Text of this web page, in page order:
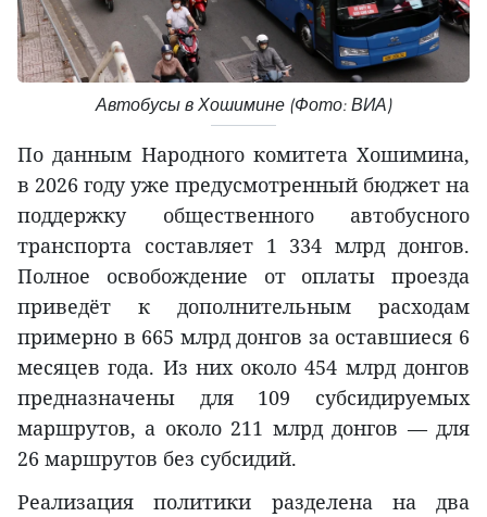
Автобусы в Хошимине (Фото: ВИА)
По данным Народного комитета Хошимина,
в 2026 году уже предусмотренный бюджет на
поддержку общественного автобусного
транспорта составляет 1 334 млрд донгов.
Полное освобождение от оплаты проезда
приведёт к дополнительным расходам
примерно в 665 млрд донгов за оставшиеся 6
месяцев года. Из них около 454 млрд донгов
предназначены для 109 субсидируемых
маршрутов, а около 211 млрд донгов — для
26 маршрутов без субсидий.
Реализация политики разделена на два